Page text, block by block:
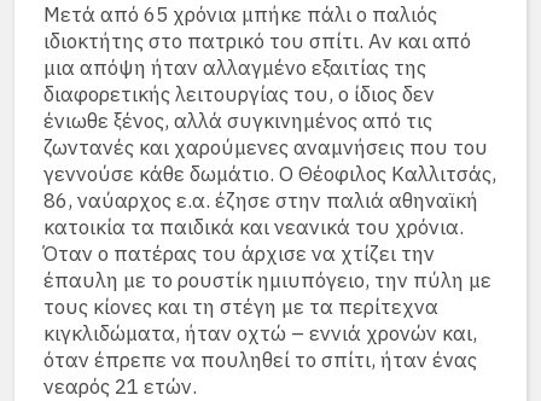
Μετά από 65 χρόνια μπήκε πάλι ο παλιός
ιδιοκτήτης στο πατρικό του σπίτι. Αν και από
μια απόψη ήταν αλλαγμένο εξαιτίας της
διαφορετικής λειτουργίας του, ο ίδιος δεν
ένιωθε ξένος, αλλά συγκινημένος από τις
ζωντανές και χαρούμενες αναμνήσεις που του
γεννούσε κάθε δωμάτιο. Ο Θέοφιλος Καλλιτσάς,
86, ναύαρχος ε.α. έζησε στην παλιά αθηναϊκή
κατοικία τα παιδικά και νεανικά του χρόνια.
Όταν ο πατέρας του άρχισε να χτίζει την
έπαυλη με το ρουστίκ ημιυπόγειο, την πύλη με
τους κίονες και τη στέγη με τα περίτεχνα
κιγκλιδώματα, ήταν οχτώ – εννιά χρονών και,
όταν έπρεπε να πουληθεί το σπίτι, ήταν ένας
νεαρός 21 ετών.